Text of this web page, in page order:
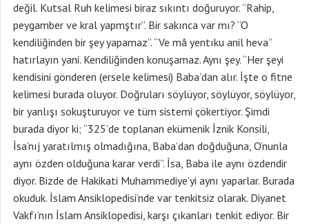
değil. Kutsal Ruh kelimesi biraz sıkıntı doğuruyor. “Rahip,
peygamber ve kral yapmştır”. Bir sakınca var mı? “O
kendiliğinden bir şey yapamaz”. “Ve mâ yentıku anil heva”
hatırlayın yani. Kendiliğinden konuşamaz. Aynı şey. “Her şeyi
kendisini gönderen (ersele kelimesi) Baba’dan alır. İşte o fitne
kelimesi burada oluyor. Doğruları söylüyor, söylüyor, söylüyor,
bir yanlışı sokuşturuyor ve tüm sistemi çökertiyor. Şimdi
burada diyor ki; “325’de toplanan ekümenik İznik Konsili,
İsa’nıj yaratılmış olmadığına, Baba’dan doğduğuna, O’nunla
aynı özden olduğuna karar verdi”. İsa, Baba ile aynı özdendir
diyor. Bizde de Hakikati Muhammediye’yi aynı yaparlar. Burada
okuduk. İslam Ansiklopedisi’nde var tenkitsiz olarak. Diyanet
Vakfı’nın İslam Ansiklopedisi, karşı çıkanları tenkit ediyor. Bir